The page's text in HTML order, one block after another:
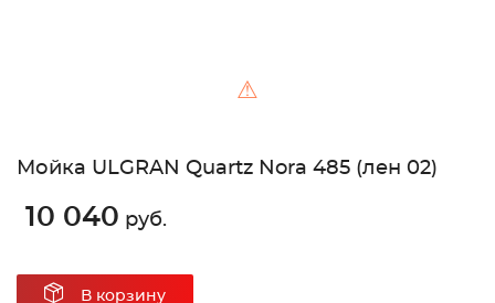
⚠
Мойка ULGRAN Quartz Nora 485 (лен 02)
10 040 руб.
В корзину